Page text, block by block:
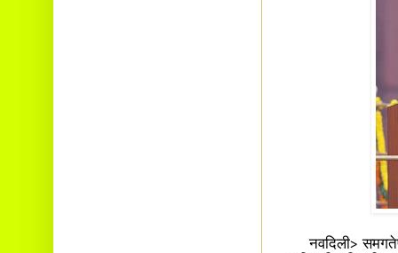
नवदिली> समगतेषु